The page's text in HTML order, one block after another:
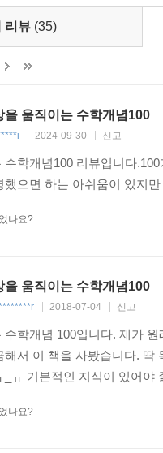
기 어려운 역설
의 칼에 찔려 죽는 순간
교 수학 교수 존 앨런 파울
왜 그런지 한번 들여다보자.
분자가 존재한다고 하자.
G다. 확률은 언제나 1 이
로 이것을 좀 더 일반화시
해 수학을 공부하다
개념은 위에 소개한 확률
평 분할, 순회 세일즈맨의
들이다. 이런 수학 개념들
리뷰 (35)
을 움직이는 수학개념100
2024-09-30 신고
수학개념100 리뷰입니다
했으면 하는 아쉬움이 있지
나요?
을 움직이는 수학개념100
2018-07-04 신고
수학개념 100입니다. 제가
해서 이 책을 사봤습니다.
_ㅠ 기본적인 지식이 있어
나요?